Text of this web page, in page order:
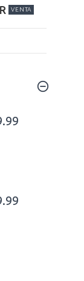
VENTA